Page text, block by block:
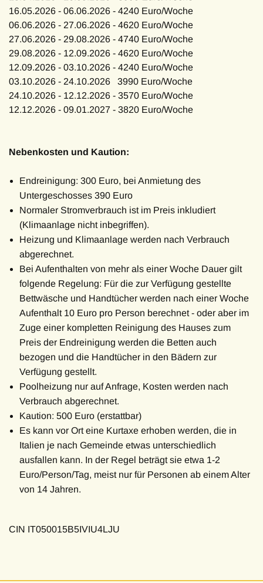
16.05.2026 - 06.06.2026 - 4240 Euro/Woche
06.06.2026 - 27.06.2026 - 4620 Euro/Woche
27.06.2026 - 29.08.2026 - 4740 Euro/Woche
29.08.2026 - 12.09.2026 - 4620 Euro/Woche
12.09.2026 - 03.10.2026 - 4240 Euro/Woche
03.10.2026 - 24.10.2026 3990 Euro/Woche
24.10.2026 - 12.12.2026 - 3570 Euro/Woche
12.12.2026 - 09.01.2027 - 3820 Euro/Woche
Nebenkosten und Kaution:
Endreinigung: 300 Euro, bei Anmietung des
Untergeschosses 390 Euro
Normaler Stromverbrauch ist im Preis inkludiert
(Klimaanlage nicht inbegriffen).
Heizung und Klimaanlage werden nach Verbrauch
abgerechnet.
Bei Aufenthalten von mehr als einer Woche Dauer gilt
folgende Regelung: Für die zur Verfügung gestellte
Bettwäsche und Handtücher werden nach einer Woche
Aufenthalt 10 Euro pro Person berechnet - oder aber im
Zuge einer kompletten Reinigung des Hauses zum
Preis der Endreinigung werden die Betten auch
bezogen und die Handtücher in den Bädern zur
Verfügung gestellt.
Poolheizung nur auf Anfrage, Kosten werden nach
Verbrauch abgerechnet.
Kaution: 500 Euro (erstattbar)
Es kann vor Ort eine Kurtaxe erhoben werden, die in
Italien je nach Gemeinde etwas unterschiedlich
ausfallen kann. In der Regel beträgt sie etwa 1-2
Euro/Person/Tag, meist nur für Personen ab einem Alter
von 14 Jahren.
CIN IT050015B5IVIU4LJU